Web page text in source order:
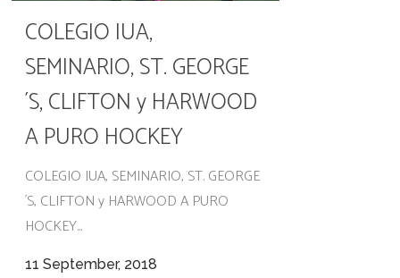
COLEGIO IUA,
SEMINARIO, ST. GEORGE
´S, CLIFTON y HARWOOD
A PURO HOCKEY
COLEGIO IUA, SEMINARIO, ST. GEORGE
´S, CLIFTON y HARWOOD A PURO
HOCKEY...
11 September, 2018